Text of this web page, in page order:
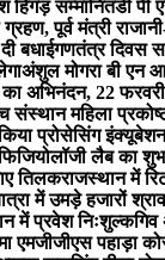
सम्मानितडी पी
पूर्व मंत्री
बधाईगणतंत्र दिवस
अंशुल मोगरा बी एन
अभिनंदन, 22
संस्थान महिला
प्रोसेसिंग
लैब का
तिलकराजस्थान में
में उमड़े हजारों
में प्रवेश निःशुल्क
एमजीजीएस पहाड़ा को